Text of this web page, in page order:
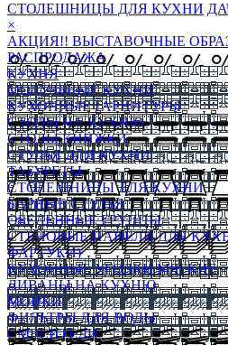
СТОЛЕШНИЦЫ ДЛЯ КУХНИ
×
АКЦИЯ!! ВЫСТАВОЧНЫЕ
РАСПРОДАЖА
КУХНЯ
МОДУЛЬНЫЕ КУХНИ
КУХОННЫЕ ГАРНИТУРЫ
СТОЛЫ НА КУХНЮ
СТОЛЫ КНИЖКИ
СТУЛЬЯ ДЛЯ КУХНИ
ТАБУРЕТЫ
СТОЛЕШНИЦЫ ДЛЯ КУХНИ
БАРНЫЕ СТУЛЬЯ
ОБЕДЕННЫЕ ГРУППЫ
СТЕНОВЫЕ ПАНЕЛИ ДЛЯ
ФАРТУКИ)
КУХОННЫЕ УГОЛКИ МЯГКИЕ
ДИВАНЫ НА КУХНЮ
МОЙКИ
ФИЛЬТРЫ ДЛЯ ВОДЫ
СМЕСИТЕЛИ